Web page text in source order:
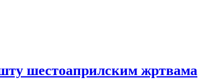
шестоаприлским жртвама